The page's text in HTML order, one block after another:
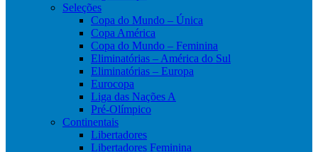
Seleções
Copa do Mundo – Única
Copa América
Copa do Mundo – Feminina
Eliminatórias – América do Sul
Eliminatórias – Europa
Eurocopa
Liga das Nações A
Pré-Olímpico
Continentais
Libertadores
Libertadores Feminina